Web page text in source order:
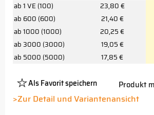
ab 1 VE (100)
23,80 €
ab 600 (600)
21,40 €
ab 1000 (1000)
20,25 €
ab 3000 (3000)
19,05 €
ab 5000 (5000)
17,85 €
Als Favorit speichern
Platzhalter
Button
Produkt
>Zur Detail und Variantenansicht